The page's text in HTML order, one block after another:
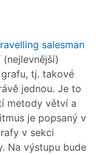
salesman
tj. takové
jednou. Je to
metody větví a
je popsaný v
v sekci
Na výstupu bude